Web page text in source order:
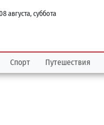
августа, суббота
Спорт Путешествия